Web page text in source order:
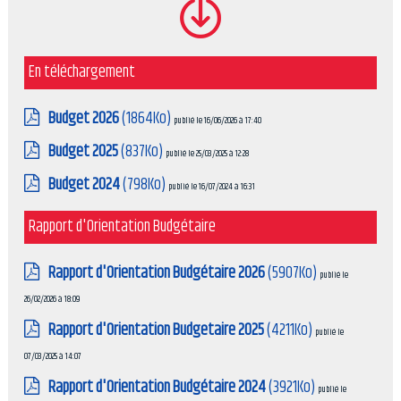
En téléchargement
Budget 2026(1864Ko) publié le 16/06/2026 à 17:40
Budget 2025(837Ko) publié le 25/03/2025 à 12:28
Budget 2024(798Ko) publié le 16/07/2024 à 16:31
Rapport d'Orientation Budgétaire
Rapport d'Orientation Budgétaire 2026(5907Ko) publié le
26/02/2026 à 18:09
Rapport d'Orientation Budgetaire 2025(4211Ko) publié le
07/03/2025 à 14:07
Rapport d'Orientation Budgétaire 2024(3921Ko) publié le